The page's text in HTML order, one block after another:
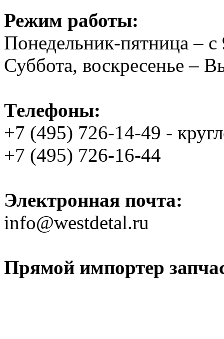
Режим работы:
Понедельник-пятница –
Суббота, воскресенье –
Телефоны:
+7 (495) 726-14-49 -
+7 (495) 726-16-44
Электронная почта:
info@westdetal.ru
Прямой импортер